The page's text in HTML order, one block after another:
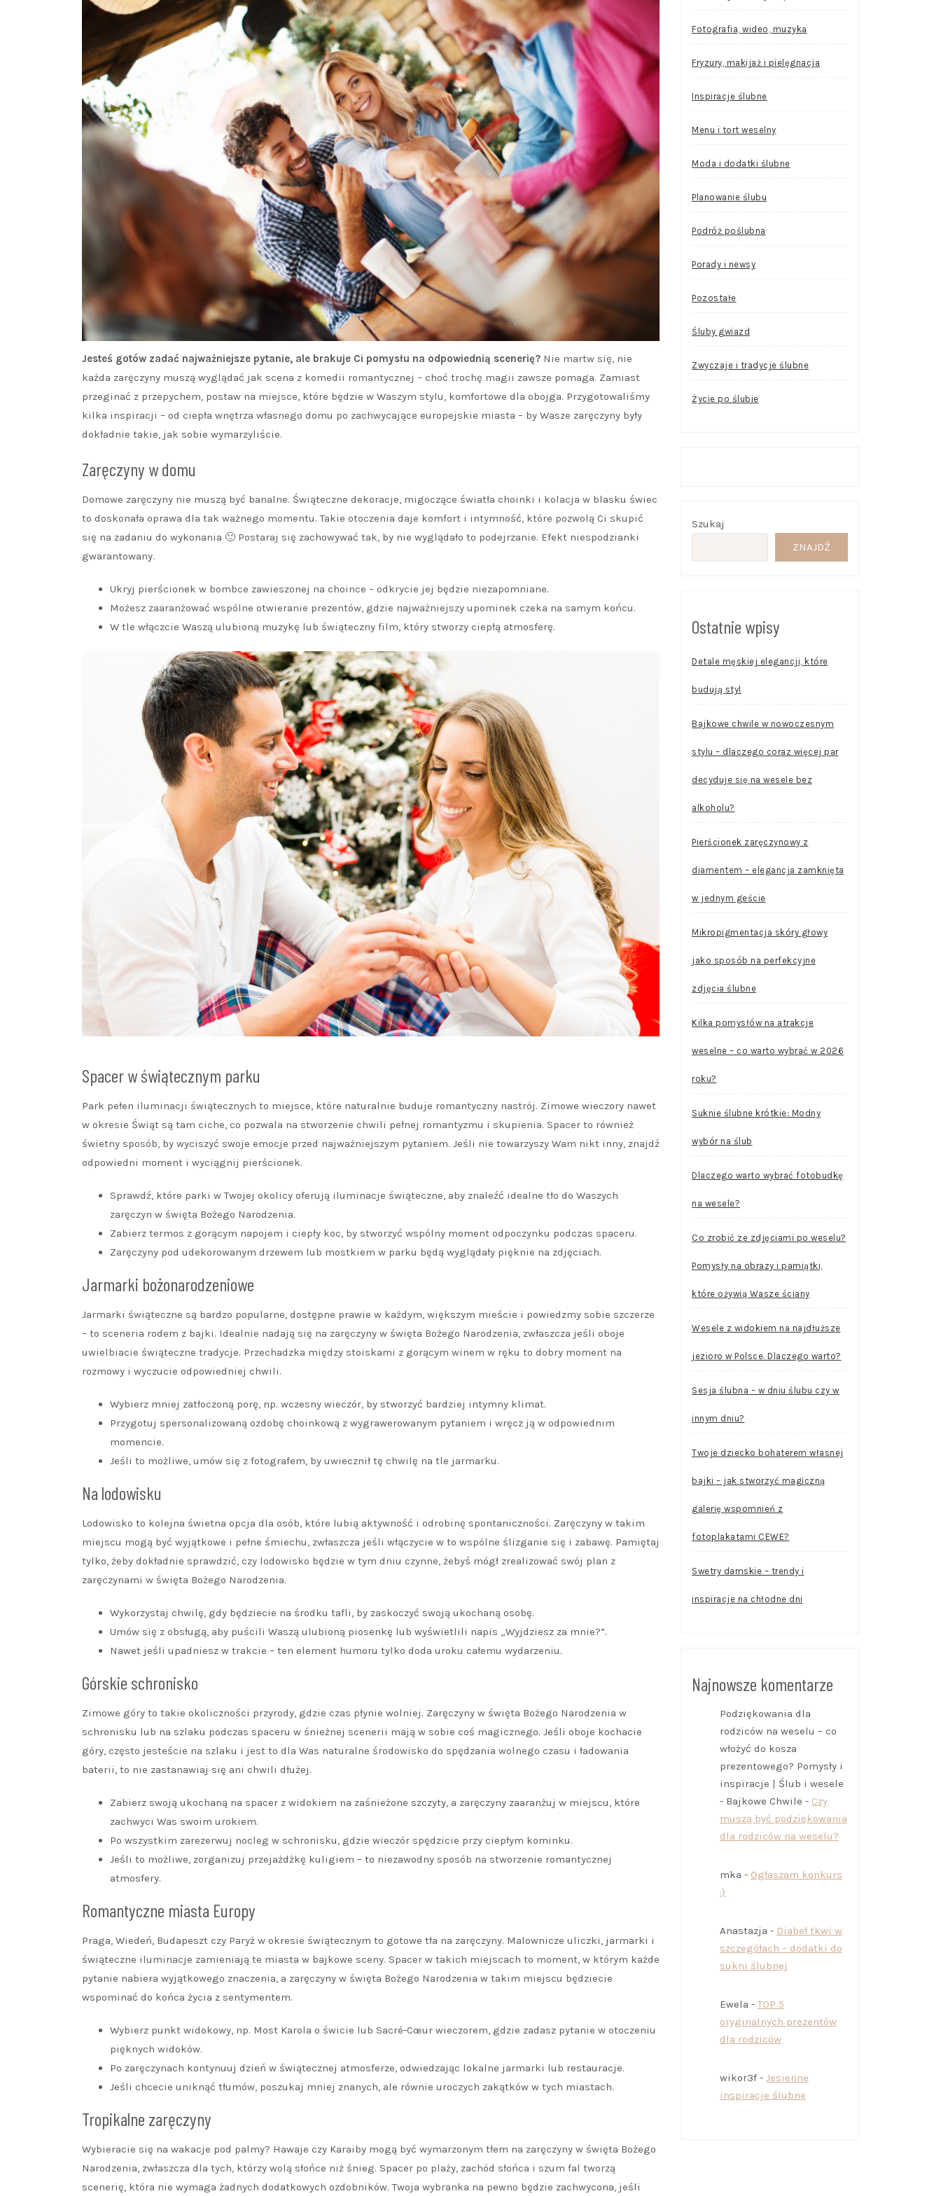
ŚLUBNE
CEREMONIA I WESELE
MENU I TORT WESELNY
Jesteś gotów zadać najważniejsze pytanie, ale brakuje Ci pomysłu na odpowiednią scenerię? Nie martw się, nie
każda zaręczyny muszą wyglądać jak scena z komedii romantycznej – choć trochę magii zawsze pomaga. Zamiast
przeginać z przepychem, postaw na miejsce, które będzie w Waszym stylu, komfortowe dla obojga. Przygotowaliśmy
kilka inspiracji – od ciepła wnętrza własnego domu po zachwycające europejskie miasta – by Wasze zaręczyny były
dokładnie takie, jak sobie wymarzyliście.
Zaręczyny w domu
Domowe zaręczyny nie muszą być banalne. Świąteczne dekoracje, migoczące światła choinki i kolacja w blasku świec
to doskonała oprawa dla tak ważnego momentu. Takie otoczenia daje komfort i intymność, które pozwolą Ci skupić
się na zadaniu do wykonania 🙂 Postaraj się zachowywać tak, by nie wyglądało to podejrzanie. Efekt niespodzianki
gwarantowany.
Ukryj pierścionek w bombce zawieszonej na choince – odkrycie jej będzie niezapomniane.
Możesz zaaranżować wspólne otwieranie prezentów, gdzie najważniejszy upominek czeka na samym końcu.
W tle włączcie Waszą ulubioną muzykę lub świąteczny film, który stworzy ciepłą atmosferę.
Spacer w świątecznym parku
Park pełen iluminacji świątecznych to miejsce, które naturalnie buduje romantyczny nastrój. Zimowe wieczory nawet
w okresie Świąt są tam ciche, co pozwala na stworzenie chwili pełnej romantyzmu i skupienia. Spacer to również
świetny sposób, by wyciszyć swoje emocje przed najważniejszym pytaniem. Jeśli nie towarzyszy Wam nikt inny, znajdź
odpowiedni moment i wyciągnij pierścionek.
Sprawdź, które parki w Twojej okolicy oferują iluminacje świąteczne, aby znaleźć idealne tło do Waszych
zaręczyn w święta Bożego Narodzenia.
Zabierz termos z gorącym napojem i ciepły koc, by stworzyć wspólny moment odpoczynku podczas spaceru.
Zaręczyny pod udekorowanym drzewem lub mostkiem w parku będą wyglądały pięknie na zdjęciach.
Jarmarki bożonarodzeniowe
Jarmarki świąteczne są bardzo popularne, dostępne prawie w każdym, większym mieście i powiedzmy sobie szczerze
– to sceneria rodem z bajki. Idealnie nadają się na zaręczyny w święta Bożego Narodzenia, zwłaszcza jeśli oboje
uwielbiacie świąteczne tradycje. Przechadzka między stoiskami z gorącym winem w ręku to dobry moment na
rozmowy i wyczucie odpowiedniej chwili.
Wybierz mniej zatłoczoną porę, np. wczesny wieczór, by stworzyć bardziej intymny klimat.
Przygotuj spersonalizowaną ozdobę choinkową z wygrawerowanym pytaniem i wręcz ją w odpowiednim
momencie.
Jeśli to możliwe, umów się z fotografem, by uwiecznił tę chwilę na tle jarmarku.
Na lodowisku
Lodowisko to kolejna świetna opcja dla osób, które lubią aktywność i odrobinę spontaniczności. Zaręczyny w takim
miejscu mogą być wyjątkowe i pełne śmiechu, zwłaszcza jeśli włączycie w to wspólne ślizganie się i zabawę. Pamiętaj
tylko, żeby dokładnie sprawdzić, czy lodowisko będzie w tym dniu czynne, żebyś mógł zrealizować swój plan z
zaręczynami w święta Bożego Narodzenia.
Wykorzystaj chwilę, gdy będziecie na środku tafli, by zaskoczyć swoją ukochaną osobę.
Umów się z obsługą, aby puścili Waszą ulubioną piosenkę lub wyświetlili napis „Wyjdziesz za mnie?”.
Nawet jeśli upadniesz w trakcie – ten element humoru tylko doda uroku całemu wydarzeniu.
Górskie schronisko
Zimowe góry to takie okoliczności przyrody, gdzie czas płynie wolniej. Zaręczyny w święta Bożego Narodzenia w
schronisku lub na szlaku podczas spaceru w śnieżnej scenerii mają w sobie coś magicznego. Jeśli oboje kochacie
góry, często jesteście na szlaku i jest to dla Was naturalne środowisko do spędzania wolnego czasu i ładowania
baterii, to nie zastanawiaj się ani chwili dłużej.
Zabierz swoją ukochaną na spacer z widokiem na zaśnieżone szczyty, a zaręczyny zaaranżuj w miejscu, które
zachwyci Was swoim urokiem.
Po wszystkim zarezerwuj nocleg w schronisku, gdzie wieczór spędzicie przy ciepłym kominku.
Jeśli to możliwe, zorganizuj przejażdżkę kuligiem – to niezawodny sposób na stworzenie romantycznej
atmosfery.
Romantyczne miasta Europy
Praga, Wiedeń, Budapeszt czy Paryż w okresie świątecznym to gotowe tła na zaręczyny. Malownicze uliczki, jarmarki i
świąteczne iluminacje zamieniają te miasta w bajkowe sceny. Spacer w takich miejscach to moment, w którym każde
pytanie nabiera wyjątkowego znaczenia, a zaręczyny w święta Bożego Narodzenia w takim miejscu będziecie
wspominać do końca życia z sentymentem.
Wybierz punkt widokowy, np. Most Karola o świcie lub Sacré-Cœur wieczorem, gdzie zadasz pytanie w otoczeniu
pięknych widoków.
Po zaręczynach kontynuuj dzień w świątecznej atmosferze, odwiedzając lokalne jarmarki lub restauracje.
Jeśli chcecie uniknąć tłumów, poszukaj mniej znanych, ale równie uroczych zakątków w tych miastach.
Tropikalne zaręczyny
Wybieracie się na wakacje pod palmy? Hawaje czy Karaiby mogą być wymarzonym tłem na zaręczyny w święta Bożego
Narodzenia, zwłaszcza dla tych, którzy wolą słońce niż śnieg. Spacer po plaży, zachód słońca i szum fal tworzą
scenerię, która nie wymaga żadnych dodatkowych ozdobników. Twoja wybranka na pewno będzie zachwycona, jeśli
Fotografia, wideo, muzyka
Fryzury, makijaż i pielęgnacja
Inspiracje ślubne
Menu i tort weselny
Moda i dodatki ślubne
Planowanie ślubu
Podróż poślubna
Porady i newsy
Pozostałe
Śluby gwiazd
Zwyczaje i tradycje ślubne
Życie po ślubie
Szukaj
ZNAJDŹ
Ostatnie wpisy
Detale męskiej elegancji, które
budują styl
Bajkowe chwile w nowoczesnym
stylu – dlaczego coraz więcej par
decyduje się na wesele bez
alkoholu?
Pierścionek zaręczynowy z
diamentem – elegancja zamknięta
w jednym geście
Mikropigmentacja skóry głowy
jako sposób na perfekcyjne
zdjęcia ślubne
Kilka pomysłów na atrakcje
weselne – co warto wybrać w 2026
roku?
Suknie ślubne krótkie: Modny
wybór na ślub
Dlaczego warto wybrać fotobudkę
na wesele?
Co zrobić ze zdjęciami po weselu?
Pomysły na obrazy i pamiątki,
które ożywią Wasze ściany
Wesele z widokiem na najdłuższe
jezioro w Polsce. Dlaczego warto?
Sesja ślubna – w dniu ślubu czy w
innym dniu?
Twoje dziecko bohaterem własnej
bajki – jak stworzyć magiczną
galerię wspomnień z
fotoplakatami CEWE?
Swetry damskie – trendy i
inspiracje na chłodne dni
Najnowsze komentarze
Podziękowania dla
rodziców na weselu – co
włożyć do kosza
prezentowego? Pomysły i
inspiracje | Ślub i wesele
- Bajkowe Chwile - Czy
muszą być podziękowania
dla rodziców na weselu?
mka - Ogłaszam konkurs
:)
Anastazja - Diabeł tkwi w
szczegółach – dodatki do
sukni ślubnej
Ewela -TOP 5
oryginalnych prezentów
dla rodziców
wikor3f - Jesienne
inspiracje ślubne